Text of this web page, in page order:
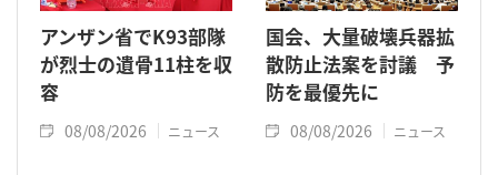
アンザン省でK93部隊
が烈士の遺骨11柱を収
容
08/08/2026 ニュース
国会、大量破壊兵器拡
散防止法案を討議 予
防を最優先に
08/08/2026 ニュース